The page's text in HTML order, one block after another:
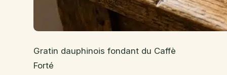
Gratin dauphinois fondant du Caffè
Forté